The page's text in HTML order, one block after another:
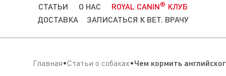
СТАТЬИ
О НАС ROYAL CANIN® КЛУБ
ДОСТАВКА
ЗАПИСАТЬСЯ К ВЕТ. ВРАЧУ
Главная Статьи о собаках Чем кормить